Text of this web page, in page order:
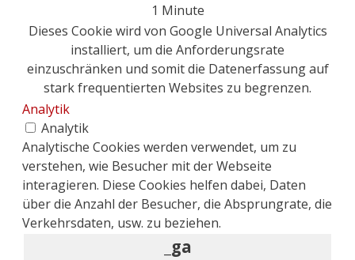
1 Minute
Dieses Cookie wird von Google Universal Analytics
installiert, um die Anforderungsrate
einzuschränken und somit die Datenerfassung auf
stark frequentierten Websites zu begrenzen.
Analytik
Analytik
Analytische Cookies werden verwendet, um zu
verstehen, wie Besucher mit der Webseite
interagieren. Diese Cookies helfen dabei, Daten
über die Anzahl der Besucher, die Absprungrate, die
Verkehrsdaten, usw. zu beziehen.
_ga